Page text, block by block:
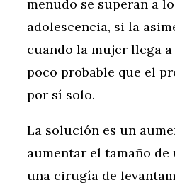
menudo se superan a
adolescencia, si la
cuando la mujer llega a
poco probable que el
por sí solo.
La solución es un
aumentar el tamaño de
una cirugía de